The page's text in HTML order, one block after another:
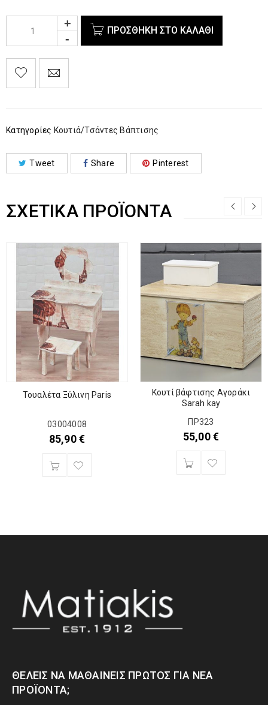
ΠΡΟΣΘΉΚΗ ΣΤΟ ΚΑΛΆΘΙ
Κατηγορίες Κουτιά/Τσάντες Βάπτισης
Tweet Share Pinterest
ΣΧΕΤΙΚΆ ΠΡΟΪΌΝΤΑ
Τουαλέτα Ξύλινη Paris
03004008
85,90€
Κουτί βάφτισης Αγοράκι
Sarah kay
ΠΡ323
55,00€
ΘΈΛΕΙΣ ΝΑ ΜΑΘΑΊΝΕΙΣ ΠΡΏΤΟΣ ΓΙΑ ΝΈΑ
ΠΡΟΪΌΝΤΑ;